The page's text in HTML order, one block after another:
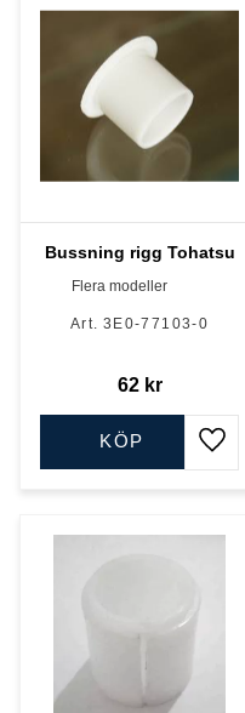
Bussning rigg Tohatsu
Flera modeller
3E0-77103-0
62kr
KÖP